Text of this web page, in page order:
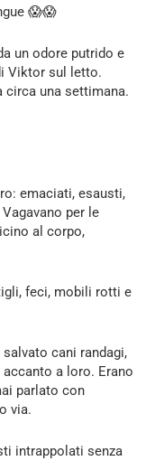
😱😱
un odore putrido e
Viktor sul letto.
circa una settimana.
emaciati, esausti,
per le
al corpo,
feci, mobili rotti e
salvato cani randagi,
a loro. Erano
parlato con
via.
intrappolati senza